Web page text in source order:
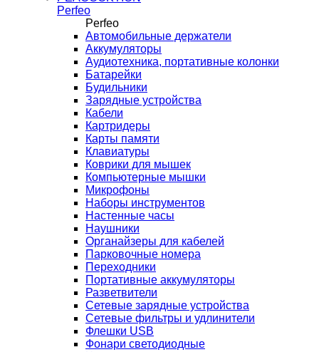
Perfeo
Perfeo
Автомобильные держатели
Аккумуляторы
Аудиотехника, портативные колонки
Батарейки
Будильники
Зарядные устройства
Кабели
Картридеры
Карты памяти
Клавиатуры
Коврики для мышек
Компьютерные мышки
Микрофоны
Наборы инструментов
Настенные часы
Наушники
Органайзеры для кабелей
Парковочные номера
Переходники
Портативные аккумуляторы
Разветвители
Сетевые зарядные устройства
Сетевые фильтры и удлинители
Флешки USB
Фонари светодиодные